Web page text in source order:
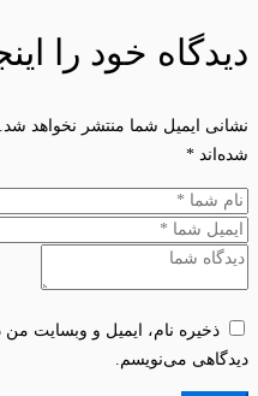
دیدگاه خود را
نشانی ایمیل شما منتشر نخواهد شد.
شده‌اند *
ذخیره نام، ایمیل و وبسایت
دیدگاهی می‌نویسم.